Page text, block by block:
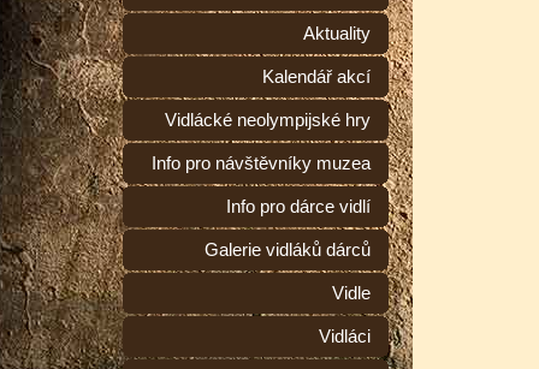
Aktuality
Kalendář akcí
Vidlácké neolympijské hry
Info pro návštěvníky muzea
Info pro dárce vidlí
Galerie vidláků dárců
Vidle
Vidláci